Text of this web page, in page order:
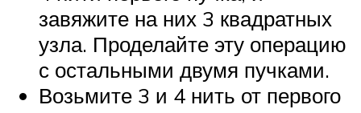
завяжите на них 3 квадратных
узла. Проделайте эту операцию
с остальными двумя пучками.
Возьмите 3 и 4 нить от первого